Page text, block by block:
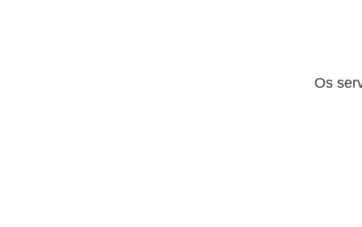
Os serviços prestados pelo
Os